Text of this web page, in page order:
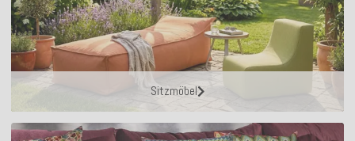
Sitzmöbel